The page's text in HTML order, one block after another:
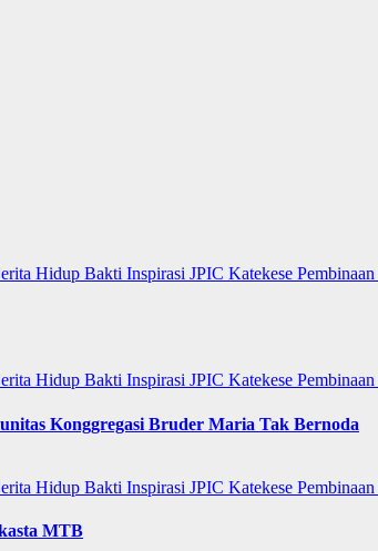
Hidup Bakti Inspirasi JPIC Katekese Pembinaan
Hidup Bakti Inspirasi JPIC Katekese Pembinaan
Konggregasi Bruder Maria Tak Bernoda
Hidup Bakti Inspirasi JPIC Katekese Pembinaan
MTB